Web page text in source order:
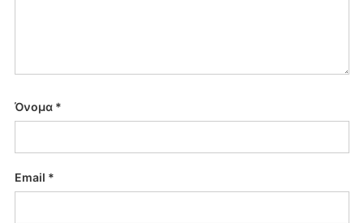
Όνομα *
Email *